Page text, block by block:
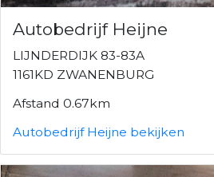
Autobedrijf Heijne
LIJNDERDIJK 83-83A
1161KD ZWANENBURG
Afstand 0.67km
Autobedrijf Heijne bekijken